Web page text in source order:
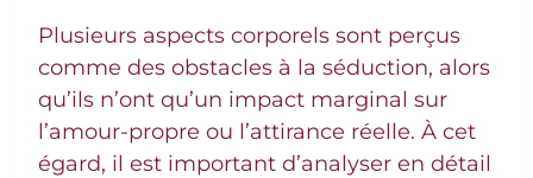
Plusieurs aspects corporels sont perçus
comme des obstacles à la séduction, alors
qu’ils n’ont qu’un impact marginal sur
l’amour-propre ou l’attirance réelle. À cet
égard, il est important d’analyser en détail